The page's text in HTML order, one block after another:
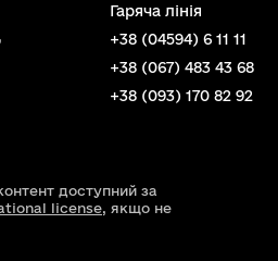
Гаряча лінія
+38 (04594) 6 11 11
+38 (067) 483 43 68
+38 (093) 170 82 92
доступний за
license , якщо не